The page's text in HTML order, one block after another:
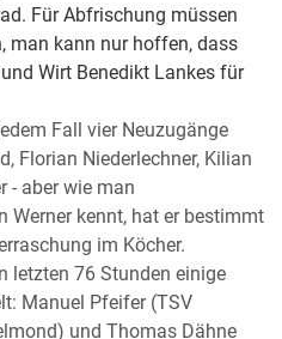
Für Abfrischung müssen
man kann nur hoffen, dass
Wirt Benedikt Lankes für
Fall vier Neuzugänge
Florian Niederlechner, Kilian
- aber wie man
Werner kennt, hat er bestimmt
im Köcher.
letzten 76 Stunden einige
Manuel Pfeifer (TSV
und Thomas Dähne